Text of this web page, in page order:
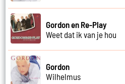
Gordon en Re-Play
Weet dat ik van je hou
Gordon
Wilhelmus